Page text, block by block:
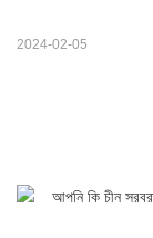
2024-02-05